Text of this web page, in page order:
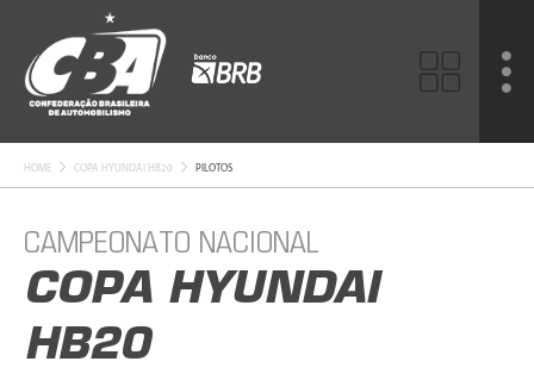
HOME COPA HYUNDAI HB20 PILOTOS
CAMPEONATO NACIONAL
COPA HYUNDAI
HB20